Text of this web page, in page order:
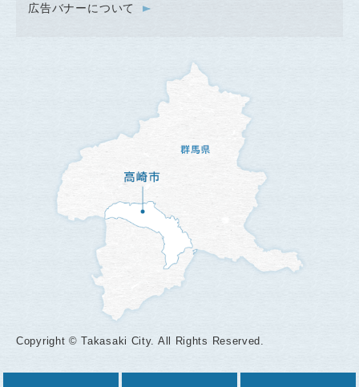
広告バナーについて
Copyright © Takasaki City. All Rights Reserved.